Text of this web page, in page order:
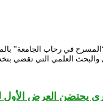
والبحث العلمي التي
يحتضن العرض الأول